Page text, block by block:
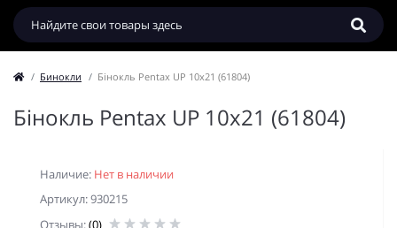
Бинокли Бінокль Pentax UP 10x21 (61804)
Бінокль Pentax UP 10x21 (61804)
Наличие: Нет в наличии
Артикул: 930215
Отзывы:(0)